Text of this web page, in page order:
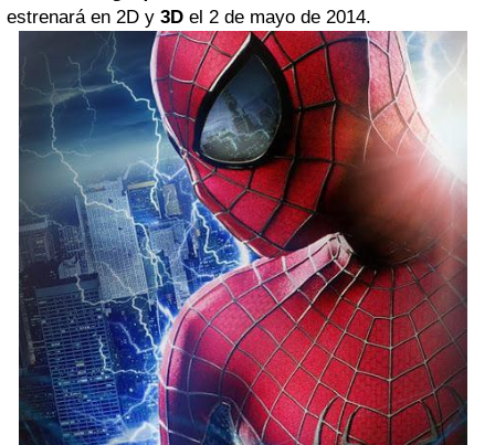
estrenará en 2D y 3D el 2 de mayo de 2014.